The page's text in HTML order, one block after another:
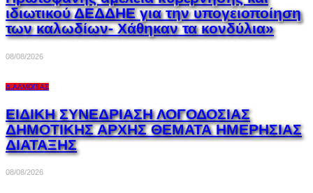
ιδιωτικού ΔΕΔΔΗΕ για την υπογειοποίηση
των καλωδίων- Χάθηκαν τα κονδύλια»
08/08/2026
Δ.ΑΛΜΩΠΊΑΣ
ΕΙΔΙΚΗ ΣΥΝΕΔΡΙΑΣΗ ΛΟΓΟΔΟΣΙΑΣ
ΔΗΜΟΤΙΚΗΣ ΑΡΧΗΣ ΘΕΜΑΤΑ ΗΜΕΡΗΣΙΑΣ
ΔΙΑΤΑΞΗΣ
08/08/2026